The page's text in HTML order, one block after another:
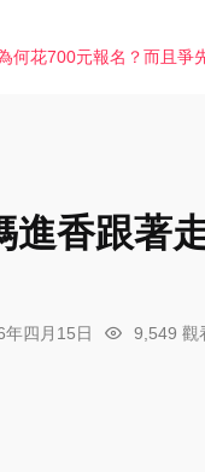
何花700元報名？而且爭
進香跟著
年四月15日 9,549 觀